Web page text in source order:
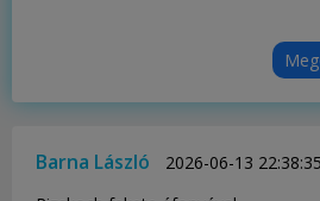
Barna László 2026-06-13 22:38:35